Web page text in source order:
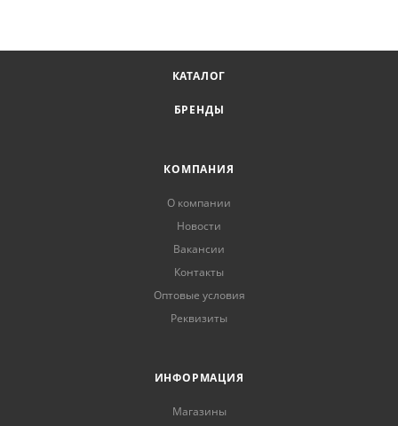
КАТАЛОГ
БРЕНДЫ
КОМПАНИЯ
О компании
Новости
Вакансии
Контакты
Оптовые условия
Реквизиты
ИНФОРМАЦИЯ
Магазины